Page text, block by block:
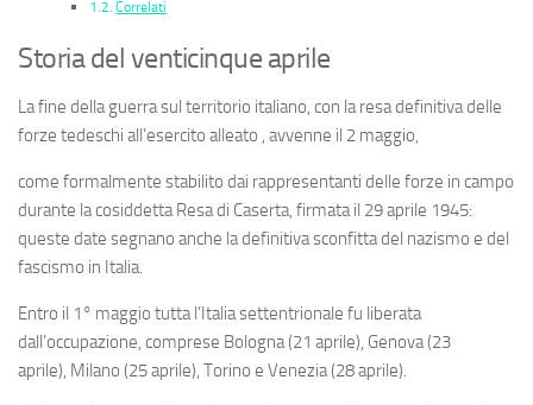
Correlati
Storia del venticinque aprile
La fine della guerra sul territorio italiano, con la resa definitiva delle
forze tedeschi all’esercito alleato , avvenne il 2 maggio,
come formalmente stabilito dai rappresentanti delle forze in campo
durante la cosiddetta Resa di Caserta, firmata il 29 aprile 1945:
queste date segnano anche la definitiva sconfitta del nazismo e del
fascismo in Italia.
Entro il 1° maggio tutta l’Italia settentrionale fu liberata
dall’occupazione, comprese Bologna (21 aprile), Genova (23
aprile), Milano (25 aprile), Torino e Venezia (28 aprile).